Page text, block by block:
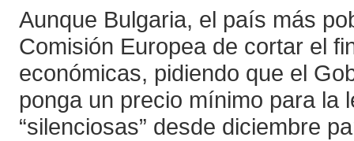
Aunque Bulgaria, el país más
Comisión Europea de cortar el
económicas, pidiendo que el
ponga un precio mínimo para la
“silenciosas” desde diciembre